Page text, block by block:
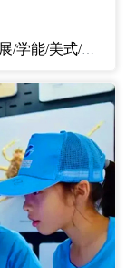
学能/美式/英语